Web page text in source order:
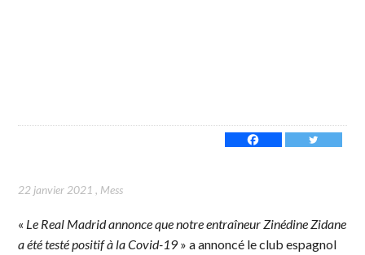
22 janvier 2021 , Mess
« Le Real Madrid annonce que notre entraîneur Zinédine Zidane
a été testé positif à la Covid-19 » a annoncé le club espagnol